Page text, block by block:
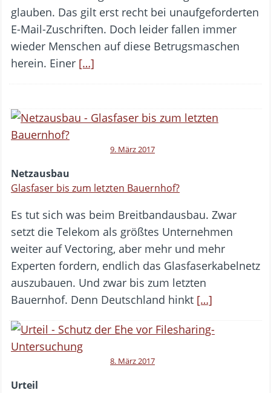
glauben. Das gilt erst recht bei unaufgeforderten
E-Mail-Zuschriften. Doch leider fallen immer
wieder Menschen auf diese Betrugsmaschen
herein. Einer […]
9. März 2017
Netzausbau
Glasfaser bis zum letzten Bauernhof?
Es tut sich was beim Breitbandausbau. Zwar
setzt die Telekom als größtes Unternehmen
weiter auf Vectoring, aber mehr und mehr
Experten fordern, endlich das Glasfaserkabelnetz
auszubauen. Und zwar bis zum letzten
Bauernhof. Denn Deutschland hinkt […]
8. März 2017
Urteil